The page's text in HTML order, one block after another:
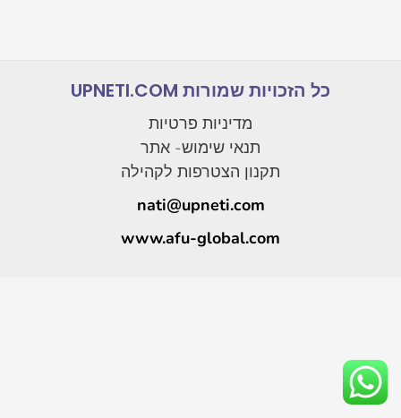
כל הזכויות שמורות UPNETI.COM
מדיניות פרטיות
תנאי שימוש- אתר
תקנון הצטרפות לקהילה
nati@upneti.com
www.afu-global.com